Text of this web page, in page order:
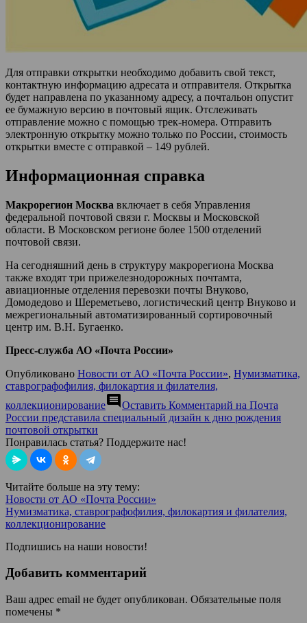
Для отправки открытки необходимо добавить свой текст,
контактную информацию адресата и отправителя. Открытка
будет направлена по указанному адресу, а почтальон опустит
ее бумажную версию в почтовый ящик. Отслеживать
отправление можно с помощью трек-номера. Отправить
электронную открытку можно только по России, стоимость
открытки вместе с отправкой – 149 рублей.
Информационная справка
Макрорегион Москва включает в себя Управления
федеральной почтовой связи г. Москвы и Московской
области. В Московском регионе более 1500 отделений
почтовой связи.
На сегодняшний день в структуру макрорегиона Москва
также входят три прижелезнодорожных почтамта,
авиационные отделения перевозки почты Внуково,
Домодедово и Шереметьево, логистический центр Внуково и
межрегиональный автоматизированный сортировочный
центр им. В.Н. Бугаенко.
Пресс-служба АО «Почта России»
Опубликовано Новости от АО «Почта России», Нумизматика,
ставрографофилия, филокартия и филателия,
коллекционированиеcomment Оставить Комментарий на Почта
России представила специальный дизайн к дню рождения
почтовой открытки
Понравилась статья? Поддержите нас!
Читайте больше на эту тему:
Новости от АО «Почта России»
Нумизматика, ставрографофилия, филокартия и филателия,
коллекционирование
Подпишись на наши новости!
Добавить комментарий
Ваш адрес email не будет опубликован. Обязательные поля
помечены *